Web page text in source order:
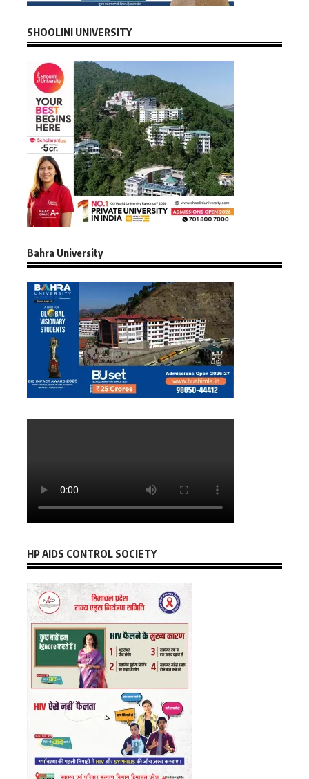
SHOOLINI UNIVERSITY
Bahra University
HP AIDS CONTROL SOCIETY